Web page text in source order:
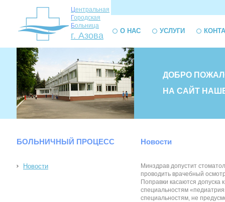
Центральная
Городская
Больница
г. Азова О НАС УСЛУГИ
ДОБРО
НА САЙТ
БОЛЬНИЧНЫЙ ПРОЦЕСС
Новости
Новости
Минздрав допустит
проводить врачебный
Поправки касаются
специальностям
специальностям, не